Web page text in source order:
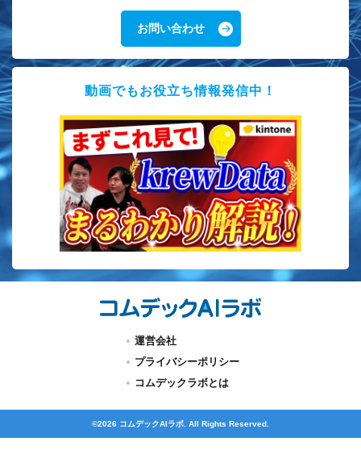
お問い合わせ
動画でもお役立ち情報発信中！
運営会社
プライバシーポリシー
コムデックラボとは
©2026 コムデックAIラボ. All Rights Reserved.